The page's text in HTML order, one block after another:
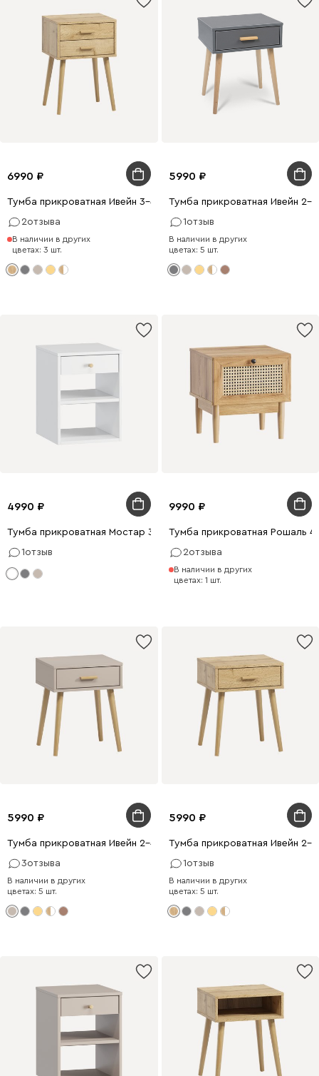
6990
Тумба прикроватная Ивейн 3-42x62 Дуб Золотистый
2отзыва
В наличии в других
цветах: 3 шт.
5990
Тумба прикроватная Ивейн 2-
1отзыв
В наличии в других
цветах: 5 шт.
4990
Тумба прикроватная Мостар 36x49 Белый
1отзыв
9990
Тумба прикроватная Рошаль
2отзыва
В наличии в других
цветах: 1 шт.
5990
Тумба прикроватная Ивейн 2-42x52 Латте
3отзыва
В наличии в других
цветах: 5 шт.
5990
Тумба прикроватная Ивейн 2-
1отзыв
В наличии в других
цветах: 5 шт.